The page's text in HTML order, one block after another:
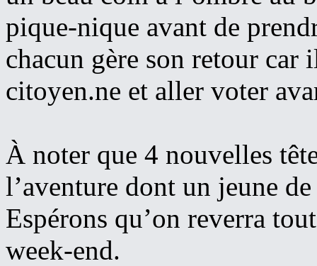
pique-nique avant de
chacun gère son retour
citoyen.ne et aller voter
À noter que 4 nouvelles
l’aventure dont un jeune
Espérons qu’on reverra
week-end.